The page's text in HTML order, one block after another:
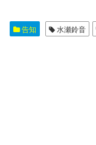
告知 水瀬鈴音